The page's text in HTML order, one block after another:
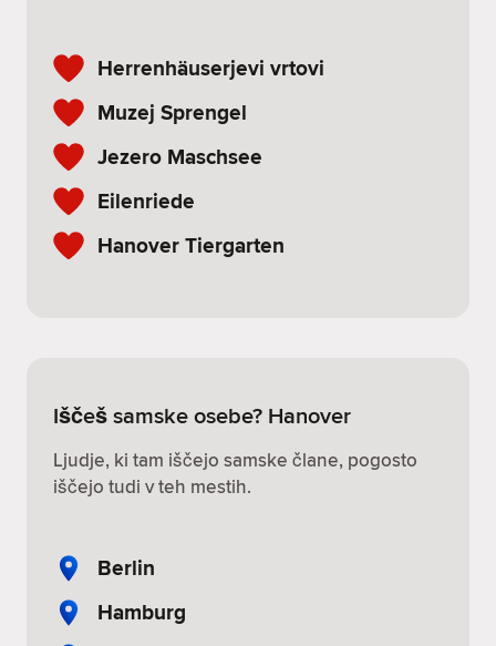
Herrenhäuserjevi vrtovi
Muzej Sprengel
Jezero Maschsee
Eilenriede
Hanover Tiergarten
Iščeš samske osebe? Hanover
Ljudje, ki tam iščejo samske člane, pogosto
iščejo tudi v teh mestih.
Berlin
Hamburg